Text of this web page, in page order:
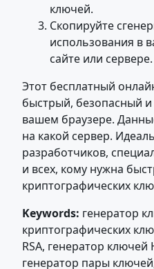
ключей.
Скопируйте
использования в
сайте или сервере.
Этот бесплатный
быстрый, безопасный
вашем браузере.
на какой сервер.
разработчиков,
и всех, кому нужна
криптографических
Keywords: генератор
криптографических
RSA, генератор ключей
генератор пары